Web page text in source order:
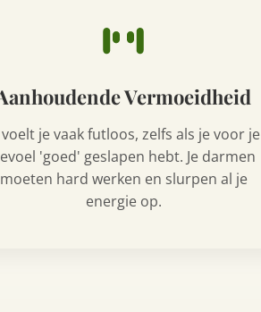
Vermoeidheid
voelt je vaak futloos, zelfs als je voor je
'goed' geslapen hebt. Je darmen
moeten hard werken en slurpen al je
energie op.